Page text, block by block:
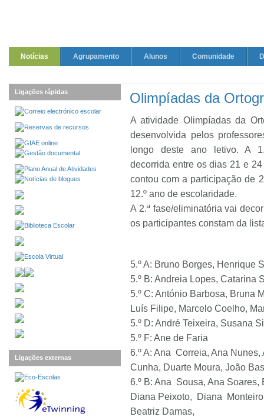
Notícias Agrupamento Alunos Comunidade
Olimpíadas da
A atividade Olimpíadas da
desenvolvida pelos
longo deste ano letivo. A
decorrida entre os dias 21 e
contou com a participação de
12.º ano de escolaridade.
A 2.ª fase/eliminatória vai
os participantes constam da
5.º A: Bruno Borges, Henrique
5.º B: Andreia Lopes, Catarina
5.º C: António Barbosa, Bruna
Luís Filipe, Marcelo Coelho,
5.º D: André Teixeira, Susana
5.º F: Ane de Faria
6.º A: Ana Correia, Ana
Cunha, Duarte Moura, João
6.º B: Ana Sousa, Ana
Diana Peixoto, Diana
Beatriz Damas,
Ligações rápidas
Ligações externas